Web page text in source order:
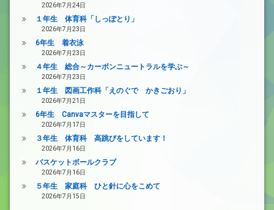
2026年7月24日
１年生 体育科「しっぽとり」
2026年7月23日
6年生 着衣泳
2026年7月23日
４年生 総合～カーボンニュートラルを学ぶ～
2026年7月23日
１年生 図画工作科「えのぐで かきごおり」
2026年7月21日
6年生 Canvaマスターを目指して
2026年7月17日
３年生 体育科 高跳びをしています！
2026年7月16日
バスケットボールクラブ
2026年7月16日
５年生 家庭科 ひと針に心をこめて
2026年7月15日